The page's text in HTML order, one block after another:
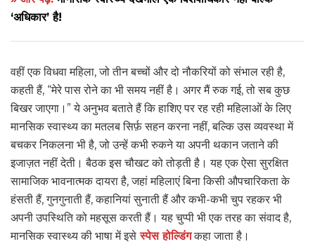
‘अधिकार’ है!
वहीं एक विधवा महिला, जो तीन बच्चों और दो नौकरियों को संभाल रही है,
कहती हैं, “मेरे पास रोने का भी समय नहीं है। अगर मैं रुक गई, तो सब कुछ
बिखर जाएगा।” ये अनुभव बताते हैं कि हाशिए पर रह रही महिलाओं के लिए
मानसिक स्वास्थ्य का मतलब सिर्फ़ सहन करना नहीं, बल्कि उस व्यवस्था में
बचकर निकलना भी है, जो उन्हें कभी रुकने या अपनी थकान जताने की
इजाज़त नहीं देती। बैठक इस चौखट को तोड़ती है। यह एक ऐसा सुरक्षित
सामाजिक भावनात्मक दायरा है, जहां महिलाएं बिना किसी औपचारिकता के
हंसती हैं, गुनगुनाती हैं, कहानियां सुनाती हैं और कभी-कभी चुप रहकर भी
अपनी उपस्थिति को महसूस करती हैं। यह चुप्पी भी एक तरह का संवाद है,
मानसिक स्वास्थ्य की भाषा में इसे स्पेस होल्डिंगकहा जाता है।